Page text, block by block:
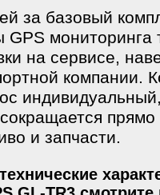
за базовый
GPS мониторинга
на сервисе,
компании.
и запчасти.